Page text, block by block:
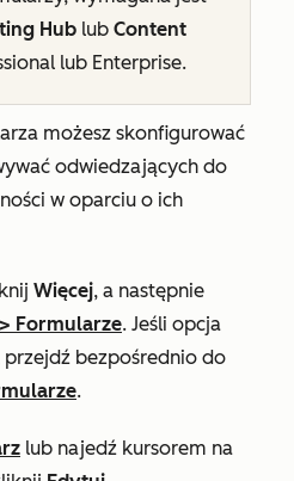
Hub lub Content
lub Enterprise.
możesz skonfigurować
odwiedzających do
w oparciu o ich
Więcej, a następnie
> Formularze. Jeśli opcja
przejdź bezpośrednio do
.
lub najedź kursorem na